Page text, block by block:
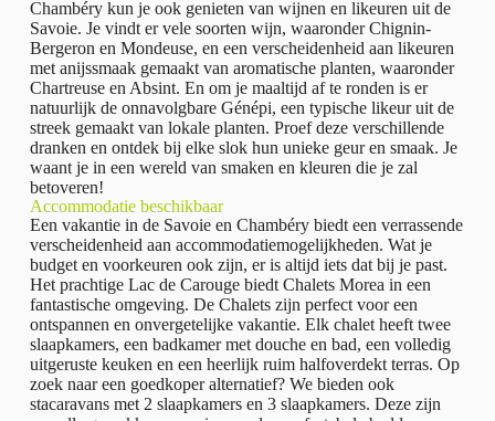
Chambéry kun je ook genieten van wijnen en likeuren uit de
Savoie. Je vindt er vele soorten wijn, waaronder Chignin-
Bergeron en Mondeuse, en een verscheidenheid aan likeuren
met anijssmaak gemaakt van aromatische planten, waaronder
Chartreuse en Absint. En om je maaltijd af te ronden is er
natuurlijk de onnavolgbare Génépi, een typische likeur uit de
streek gemaakt van lokale planten. Proef deze verschillende
dranken en ontdek bij elke slok hun unieke geur en smaak. Je
waant je in een wereld van smaken en kleuren die je zal
betoveren!
Accommodatie beschikbaar
Een vakantie in de Savoie en Chambéry biedt een verrassende
verscheidenheid aan accommodatiemogelijkheden. Wat je
budget en voorkeuren ook zijn, er is altijd iets dat bij je past.
Het prachtige Lac de Carouge biedt Chalets Morea in een
fantastische omgeving. De Chalets zijn perfect voor een
ontspannen en onvergetelijke vakantie. Elk chalet heeft twee
slaapkamers, een badkamer met douche en bad, een volledig
uitgeruste keuken en een heerlijk ruim halfoverdekt terras. Op
zoek naar een goedkoper alternatief? We bieden ook
stacaravans met 2 slaapkamers en 3 slaapkamers. Deze zijn